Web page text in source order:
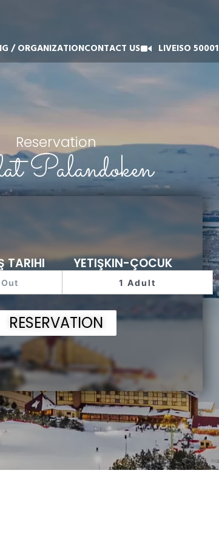
/ ORGANIZATIONCONTACT US LIVEISO 50001
Reservation
Palandoken
TARIHI YETIŞKIN-ÇOCUK
1 Adult
RESERVATION